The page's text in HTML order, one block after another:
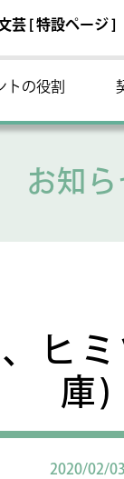
芸 [ 特設ページ ]
トの役割
お知ら
ヒ
庫)
2020/02/03